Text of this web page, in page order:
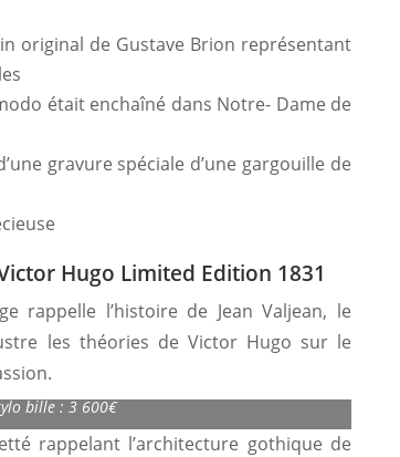
original de Gustave Brion représentant
était enchaîné dans Notre- Dame de
gravure spéciale d’une gargouille de
Hugo Limited Edition 1831
rappelle l’histoire de Jean Valjean, le
les théories de Victor Hugo sur le
Hugo Limited Edition 1831
bille : 3 600€
rappelant l’architecture gothique de